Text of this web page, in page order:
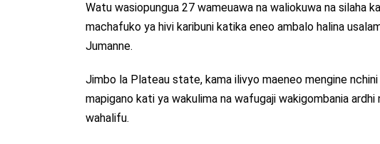
Watu wasiopungua 27 wameuawa na waliokuwa na silaha
machafuko ya hivi karibuni katika eneo ambalo halina
Jumanne.
Jimbo la Plateau state, kama ilivyo maeneo mengine
mapigano kati ya wakulima na wafugaji wakigombania
wahalifu.